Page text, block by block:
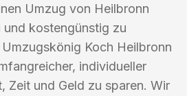
Umzug von Heilbronn
und kostengünstig zu
Koch Heilbronn
individueller
Zeit und Geld zu sparen. Wir